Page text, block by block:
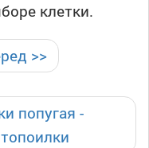
клетки.
>>
попугая -